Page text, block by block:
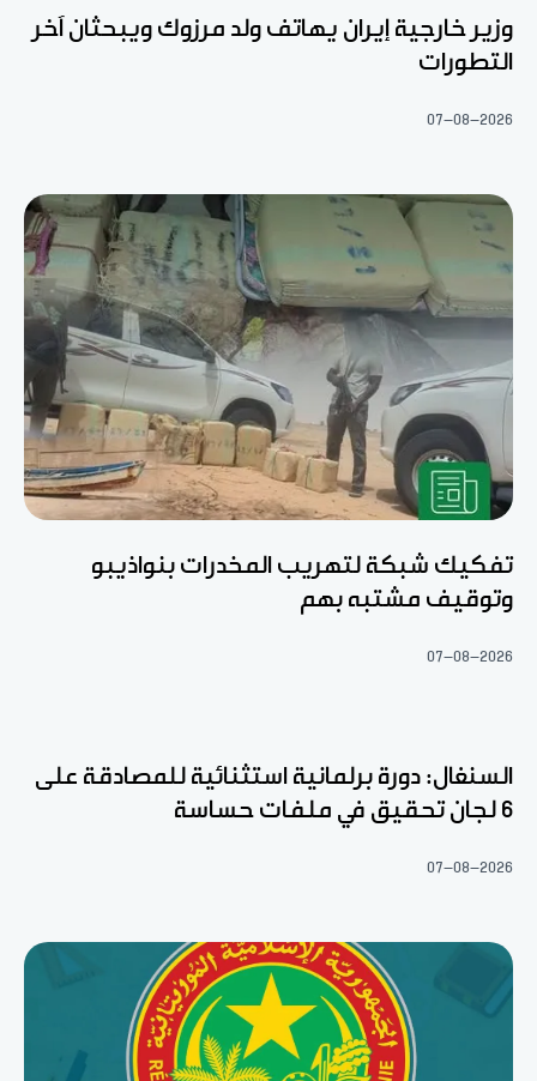
وزير خارجية إيران يهاتف ولد مرزوك ويبحثان آخر
التطورات
07-08-2026
تفكيك شبكة لتهريب المخدرات بنواذيبو
وتوقيف مشتبه بهم
07-08-2026
السنغال: دورة برلمانية استثنائية للمصادقة على
6 لجان تحقيق في ملفات حساسة
07-08-2026